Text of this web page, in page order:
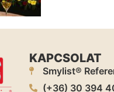
KAPCSOLAT
Smylist®
(+36) 30 394